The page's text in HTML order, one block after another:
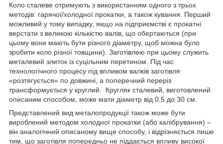
Коло сталеве отримують з використанням одного з трьох
методів: гарячої/холодної прокатки, а також кування. Перший
можливий у тому випадку, якщо на підприємстві є прокатні
верстати з великою кількістю валів, що обертаються (при
цьому вони мають бути різного діаметру, щоб можна було
зробити коло різної товщини). Заготівлею при цьому служить
металевий злиток із суцільним перетином. Під час
технологічного процесу під впливом валків заготівля
«розтягується» по довжині, а поперечний переріз
трансформується у круглий. Кругляк сталевий, виготовлений
описаним способом, може мати діаметр від 0,5 до 30 см.
Представлений вид металопродукції також може бути
вироблений методом холодної прокатки (або калібрування) –
він аналогічний описаному вище способу, і відрізняється лише
тим, що заготівля попередньо не піддається впливу високої